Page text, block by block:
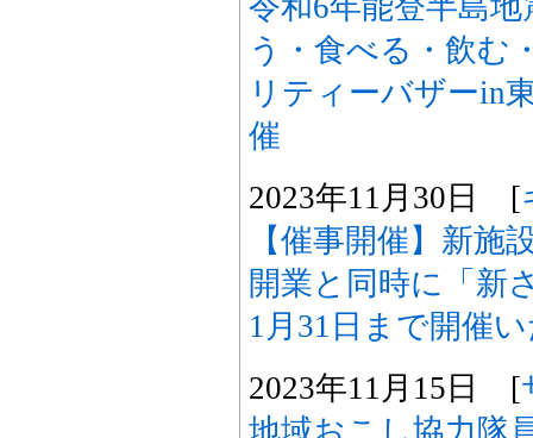
令和6年能登半島
う・食べる・飲む
リティーバザーin
催
2023年11月30日 [
【催事開催】新
開業と同時に「新
1月31日まで開催
2023年11月15日 [